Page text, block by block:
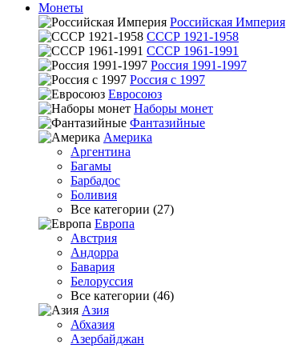
Монеты
Российская Империя
СССР 1921-1958
СССР 1961-1991
Россия 1991-1997
Россия с 1997
Евросоюз
Наборы монет
Фантазийные
Америка
Аргентина
Багамы
Барбадос
Боливия
Все категории (27)
Европа
Австрия
Андорра
Бавария
Белоруссия
Все категории (46)
Азия
Абхазия
Азербайджан